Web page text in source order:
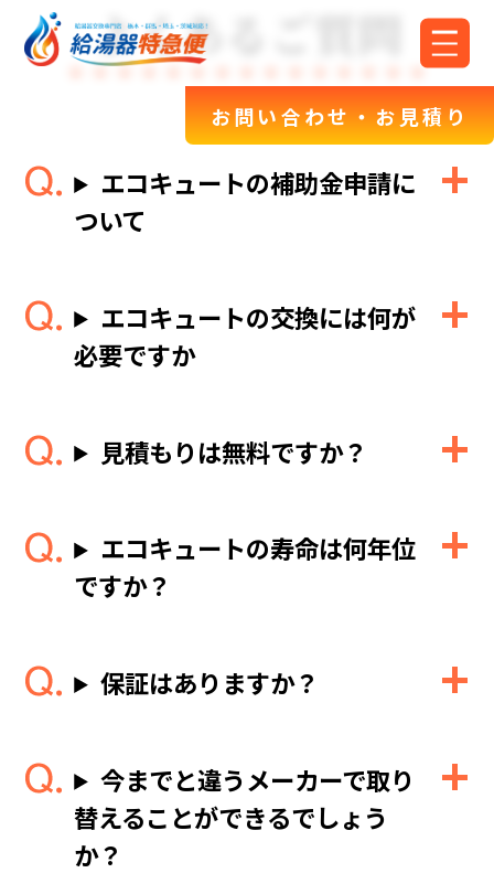
お問い合わせ・お見積り
よくあるご質問
エコキュートの補助金申請に
ついて
エコキュートの交換には何が
必要ですか
見積もりは無料ですか？
エコキュートの寿命は何年位
ですか？
保証はありますか？
今までと違うメーカーで取り
替えることができるでしょう
か？